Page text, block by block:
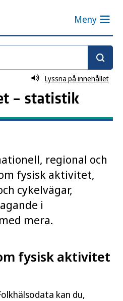
Meny
Lyssna på innehållet
– statistik
regional och
fysisk aktivitet,
cykelvägar,
i
mera.
fysisk aktivitet
kan du,